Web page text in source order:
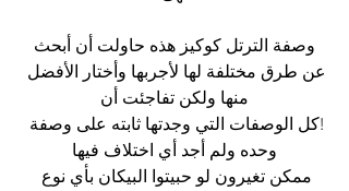
وصفة الترتل كوكيز هذه حاولت أن أبحث
عن طرق مختلفة لها لأجربها وأختار الأفضل
منها ولكن تفاجئت أن
!كل الوصفات التي وجدتها ثابته على وصفة
وحده ولم أجد أي اختلاف فيها
ممكن تغيرون لو حبيتوا البيكان بأي نوع